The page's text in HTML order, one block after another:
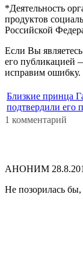
*Деятельность
продуктов
Российской
Если Вы
его публикацией
исправим ошибку.
Близкие принца
подтвердили его
1 комментарий
АНОНИМ
Не позорилась